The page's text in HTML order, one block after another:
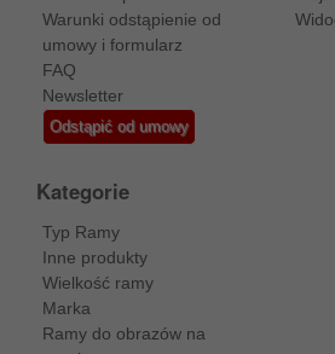
Warunki odstąpienie od
umowy i formularz
FAQ
Newsletter
Odstąpić od umowy
Kategorie
Typ Ramy
Inne produkty
Wielkość ramy
Marka
Ramy do obrazów na